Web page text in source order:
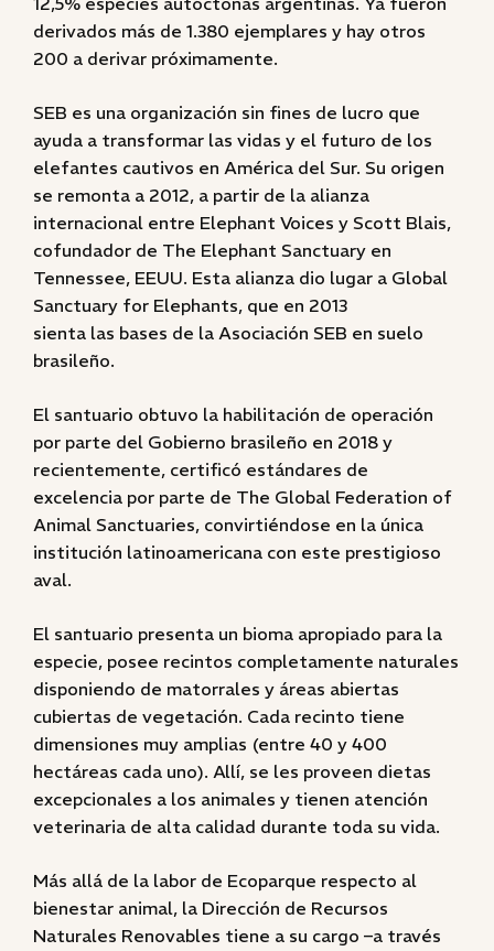
derivados más de 1.380 ejemplares y hay otros
200 a derivar próximamente.
SEB es una organización sin fines de lucro que
ayuda a transformar las vidas y el futuro de los
elefantes cautivos en América del Sur. Su origen
se remonta a 2012, a partir de la alianza
internacional entre Elephant Voices y Scott Blais,
cofundador de The Elephant Sanctuary en
Tennessee, EEUU. Esta alianza dio lugar a Global
Sanctuary for Elephants, que en 2013
sienta las bases de la Asociación SEB en suelo
brasileño.
El santuario obtuvo la habilitación de operación
por parte del Gobierno brasileño en 2018 y
recientemente, certificó estándares de
excelencia por parte de The Global Federation of
Animal Sanctuaries, convirtiéndose en la única
institución latinoamericana con este prestigioso
aval.
El santuario presenta un bioma apropiado para la
especie, posee recintos completamente naturales
disponiendo de matorrales y áreas abiertas
cubiertas de vegetación. Cada recinto tiene
dimensiones muy amplias (entre 40 y 400
hectáreas cada uno). Allí, se les proveen dietas
excepcionales a los animales y tienen atención
veterinaria de alta calidad durante toda su vida.
Más allá de la labor de Ecoparque respecto al
bienestar animal, la Dirección de Recursos
Naturales Renovables tiene a su cargo –a través